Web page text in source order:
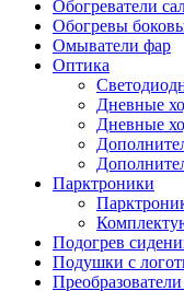
Обогреватели
Обогревы
Омыватели фар
Оптика
Дневные
Дневные
Парктроники
Подогрев
Подушки с